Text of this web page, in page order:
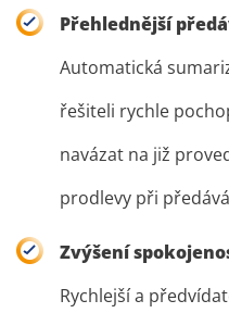
Přehlednější
Automatická
řešiteli rychle
navázat na již
prodlevy při
Zvýšení
Rychlejší a